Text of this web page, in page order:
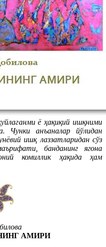
ё ҳақиқий ишқними
Чунки анъаналар йўлидан
ишқ лаззатларидан сўз
банданинг ягона
комиллик ҳақида ҳам
АМИРИ